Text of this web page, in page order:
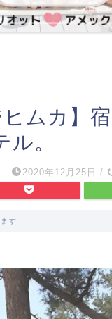
ムカ】宿
。
2020年12月25日 /
す